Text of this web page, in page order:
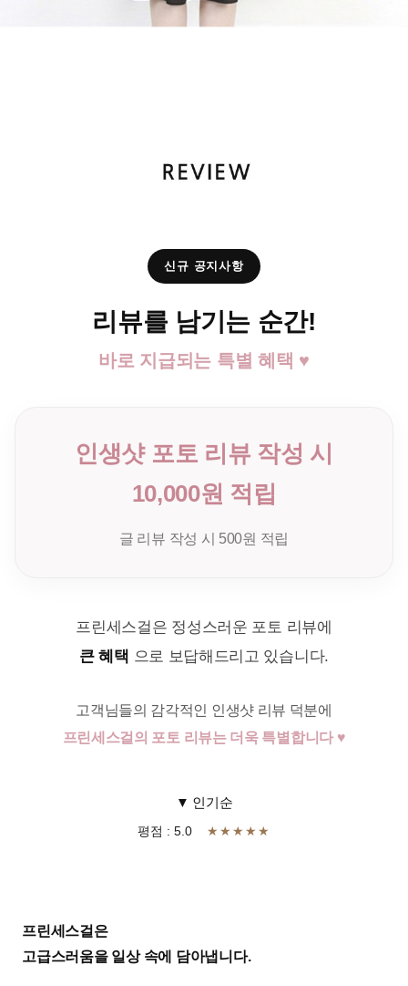
신규 공지사항
리뷰를 남기는 순간!
바로 지급되는 특별 혜택 ♥
인생샷 포토 리뷰 작성 시
10,000원 적립
글 리뷰 작성 시 500원 적립
프린세스걸은 정성스러운 포토 리뷰에
큰 혜택 으로 보답해드리고 있습니다.
고객님들의 감각적인 인생샷 리뷰 덕분에
프린세스걸의 포토 리뷰는 더욱 특별합니다 ♥
▼ 인기순
평점 : 5.0 ★★★★★
프린세스걸은
고급스러움을 일상 속에 담아냅니다.